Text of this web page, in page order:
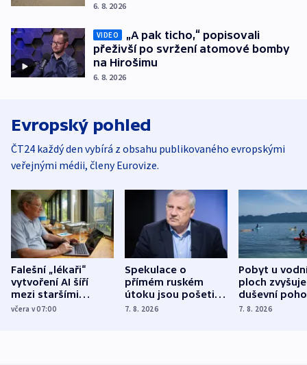
6. 8. 2026
VIDEO
„A pak ticho,“ popisovali
přeživší po svržení atomové bomby
na Hirošimu
6. 8. 2026
Evropský pohled
ČT24 každý den vybírá z obsahu publikovaného evropskými
veřejnými médii, členy Eurovize.
Falešní „lékaři“
vytvoření AI šíří
mezi staršími
Poláky nebezpečné
včera v 07:00
Spekulace o
přímém ruském
útoku jsou pošetilé,
míní estonský
7. 8. 2026
Pobyt u
ploch zvyšuje
duševní
ukázala
7. 8. 2026